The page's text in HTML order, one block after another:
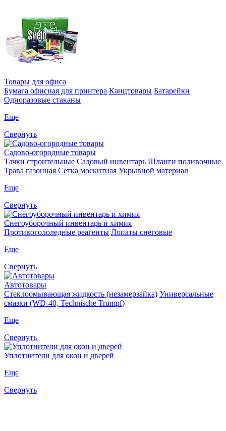
Товары для офиса
Бумага офисная для принтера Канцтовары Батарейки
Одноразовые стаканы
Еще
Свернуть
Садово-огородные товары
Тачки строительные Садовый инвентарь Шланги поливочные
Трава газонная Сетка москитная Укрывной материал
Еще
Свернуть
Снегоуборочный инвентарь и химия
Противогололедные реагенты Лопаты снеговые
Еще
Свернуть
Автотовары
Стеклоомывающая жидкость (незамерзайка) Универсальные
смазки (WD-40, Technische Trumpf)
Еще
Свернуть
Уплотнители для окон и дверей
Еще
Свернуть